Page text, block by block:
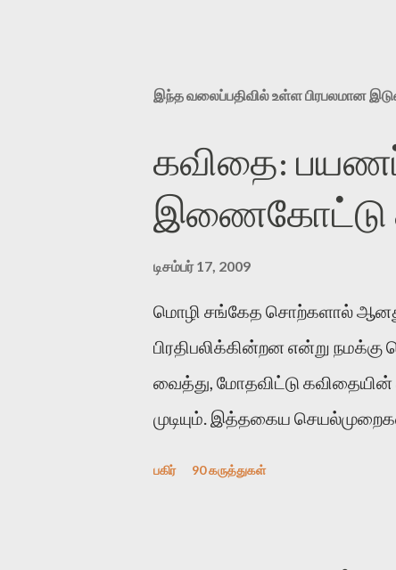
இந்த வலைப்பதிவில் உள்ள பிரபலமான
கவிதை:
இணைகோட்டு
டிசம்பர் 17, 2009
மொழி சங்கேத சொற்களால்
பிரதிபலிக்கின்றன என்று
வைத்து, மோதவிட்டு
முடியும். இத்தகைய
பகிர் 90 கருத்துகள்